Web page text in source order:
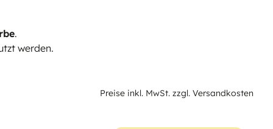
.
werden.
Preise inkl. MwSt. zzgl. Versandkosten